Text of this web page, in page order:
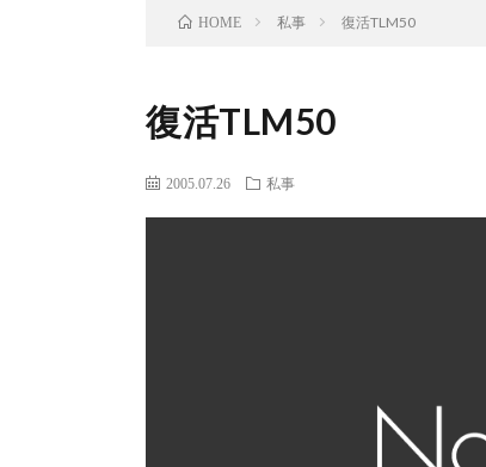
HOME 私事 復活TLM50
復活TLM50
2005.07.26 私事